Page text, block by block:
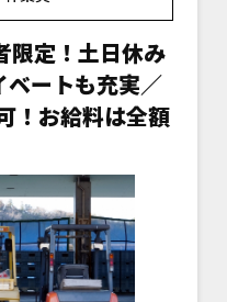
限定！土日休み
ベートも充実／
！お給料は全額